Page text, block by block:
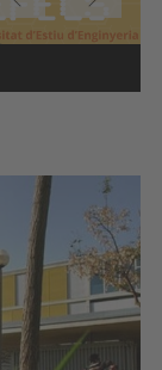
PreviousNext